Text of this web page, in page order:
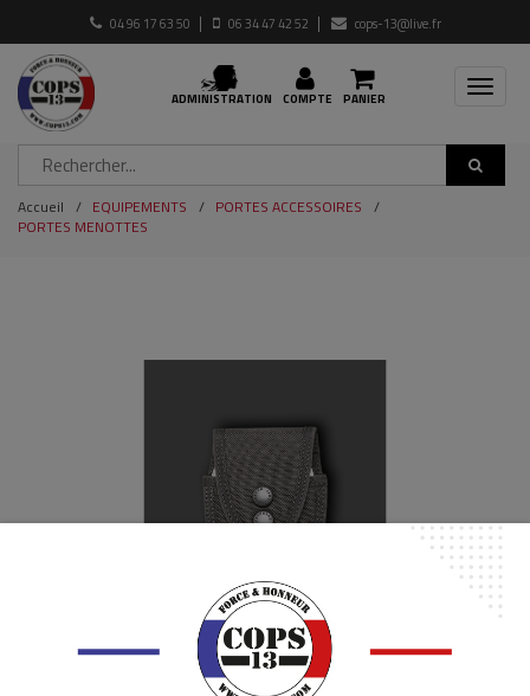
04 96 17 63 50 06 34 47 42 52 cops-13@live.fr
PANIER
COMPTE
ADMINISTRATION
Toggle
Accueil EQUIPEMENTS
PORTES ACCESSOIRES
PORTES MENOTTES